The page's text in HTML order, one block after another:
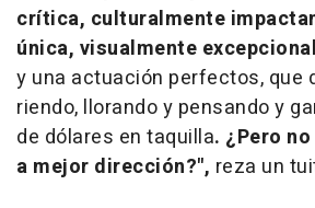
crítica, culturalmente
única, visualmente excepcional
y una actuación perfectos, que
riendo, llorando y pensando y
de dólares en taquilla. ¿Pero
a mejor dirección?", reza un